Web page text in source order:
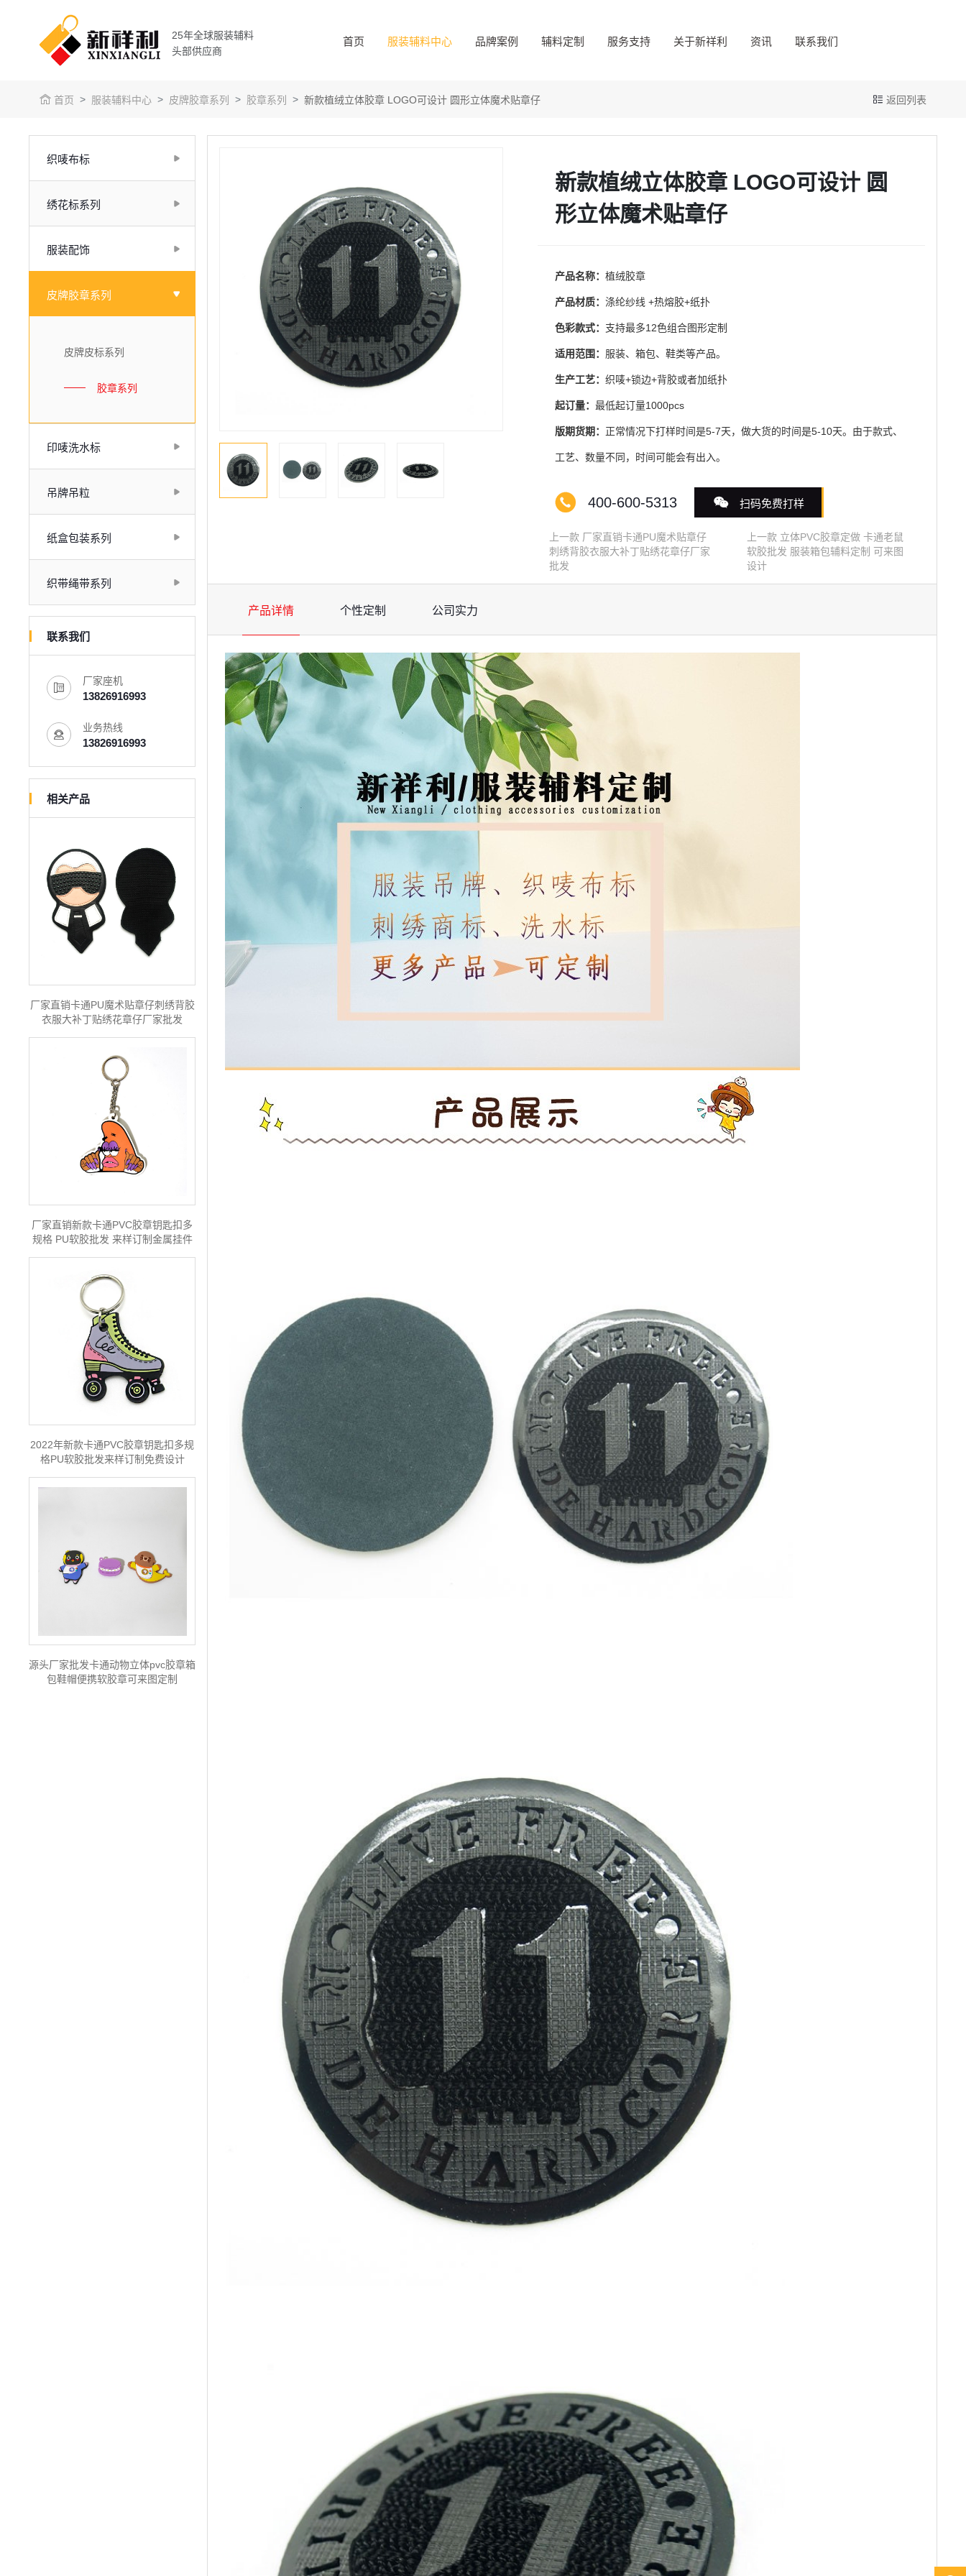
25年全球服装辅料
头部供应商
首页 服装辅料中心 品牌案例 辅料定制 服务支持 关于新祥利 资讯 联系我们
首页 服装辅料中心 皮牌胶章系列 胶章系列 新款植绒立体胶章 LOGO可设计 圆形立体魔术贴章仔 返回列表
织唛布标
绣花标系列
服装配饰
皮牌胶章系列
皮牌皮标系列
胶章系列
印唛洗水标
吊牌吊粒
纸盒包装系列
织带绳带系列
联系我们
厂家座机
13826916993
业务热线
13826916993
相关产品
厂家直销卡通PU魔术贴章仔刺绣背胶
衣服大补丁贴绣花章仔厂家批发
厂家直销新款卡通PVC胶章钥匙扣多
规格 PU软胶批发 来样订制金属挂件
2022年新款卡通PVC胶章钥匙扣多规
格PU软胶批发来样订制免费设计
源头厂家批发卡通动物立体pvc胶章箱
包鞋帽便携软胶章可来图定制
新款植绒立体胶章 LOGO可设计 圆
形立体魔术贴章仔
产品名称：植绒胶章
产品材质：涤纶纱线 +热熔胶+纸扑
色彩款式： 支持最多12色组合图形定制
适用范围： 服装、箱包、鞋类等产品。
生产工艺：织唛+锁边+背胶或者加纸扑
起订量：最低起订量1000pcs
版期货期： 正常情况下打样时间是5-7天，做大货的时间是5-10天。由于款式、
工艺、数量不同，时间可能会有出入。
400-600-5313 扫码免费打样
上一款 厂家直销卡通PU魔术贴章仔
刺绣背胶衣服大补丁贴绣花章仔厂家
批发
上一款 立体PVC胶章定做 卡通老鼠
软胶批发 服装箱包辅料定制 可来图
设计
产品详情 个性定制 公司实力